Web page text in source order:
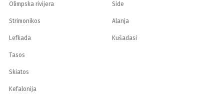
Olimpska rivijera
Strimonikos
Lefkada
Tasos
Skiatos
Kefalonija
Side
Alanja
Kušadasi